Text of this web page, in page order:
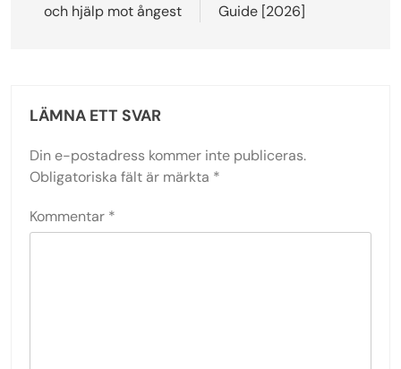
och hjälp mot ångest
Guide [2026]
LÄMNA ETT SVAR
Din e-postadress kommer inte publiceras.
Obligatoriska fält är märkta *
Kommentar *